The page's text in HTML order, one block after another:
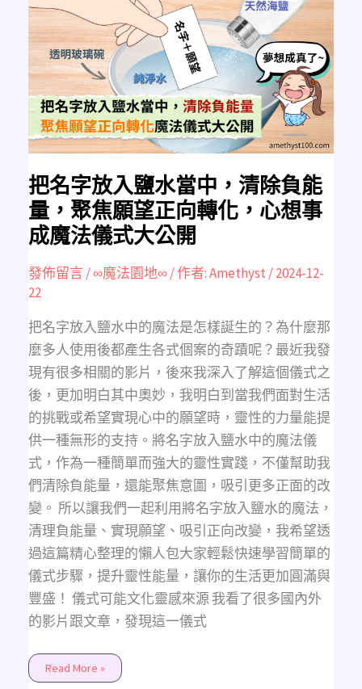
把名字放入鹽水當中，清除負能
量，聚焦願望正向轉化，心想事
成魔法儀式大公開
發佈留言/∞魔法園地∞/ 作者:Amethyst/2024-12-
22
把名字放入鹽水中的魔法是怎樣誕生的？為什麼那
麼多人使用後都產生各式個案的奇蹟呢？最近我發
現有很多相關的影片，後來我深入了解這個儀式之
後，更加明白其中奧妙，我明白到當我們面對生活
的挑戰或希望實現心中的願望時，靈性的力量能提
供一種無形的支持。將名字放入鹽水中的魔法儀
式，作為一種簡單而強大的靈性實踐，不僅幫助我
們清除負能量，還能聚焦意圖，吸引更多正面的改
變。 所以讓我們一起利用將名字放入鹽水的魔法，
清理負能量、實現願望、吸引正向改變，我希望透
過這篇精心整理的懶人包大家輕鬆快速學習簡單的
儀式步驟，提升靈性能量，讓你的生活更加圓滿與
豐盛！ 儀式可能文化靈感來源 我看了很多國內外
的影片跟文章，發現這一儀式
字
放
入
鹽
水
當
中，
清
除
負
能
量，
聚
焦
望
正
向
轉
化，
心
想
成
魔
大
公
開
Read More »